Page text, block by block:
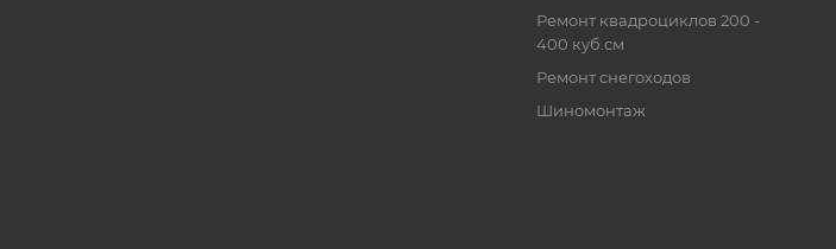
Ремонт квадроциклов 200 -
400 куб.см
Ремонт снегоходов
Шиномонтаж